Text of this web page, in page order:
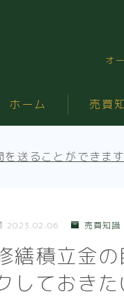
オ
ホーム 売買
を送ることができます
2023.02.06 売買知識
繕積立金
しておきた